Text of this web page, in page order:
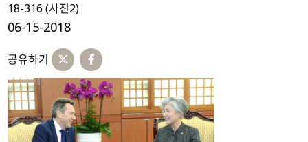
18-316 (사진2)
06-15-2018
공유하기